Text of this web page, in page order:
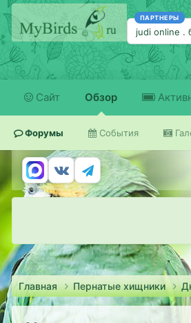
ПАРТНЕРЫ
judi online .
Сайт Обзор
Форумы События
Главная Пернатые хищники